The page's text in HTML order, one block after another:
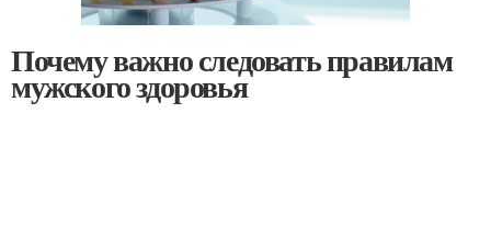
Почему важно следовать правилам
мужского здоровья